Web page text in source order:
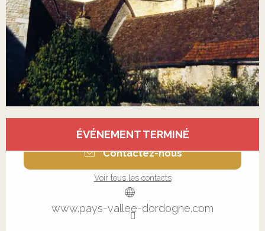
Ouverture et coordonnées
ÉVÉNEMENT TERMINÉ
Contactez-nous
Voir tous les contacts
www.pays-vallee-dordogne.com